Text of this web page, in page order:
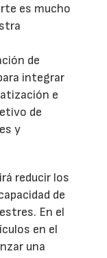
es mucho
de
integrar
e
de
y
reducir los
de
En el
en el
una